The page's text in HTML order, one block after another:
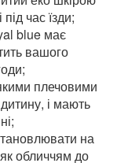
час їзди;
blue має
вашого
плечовими
і мають
на
обличчям до